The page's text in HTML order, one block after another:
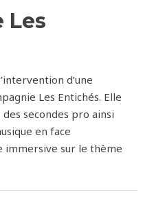
Les
d’une
Les Entichés. Elle
secondes pro ainsi
en face
immersive sur le thème